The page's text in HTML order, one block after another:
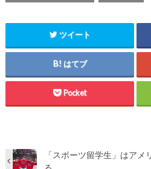
ツイート
はてブ
Pocket
「スポーツ留学生」はア